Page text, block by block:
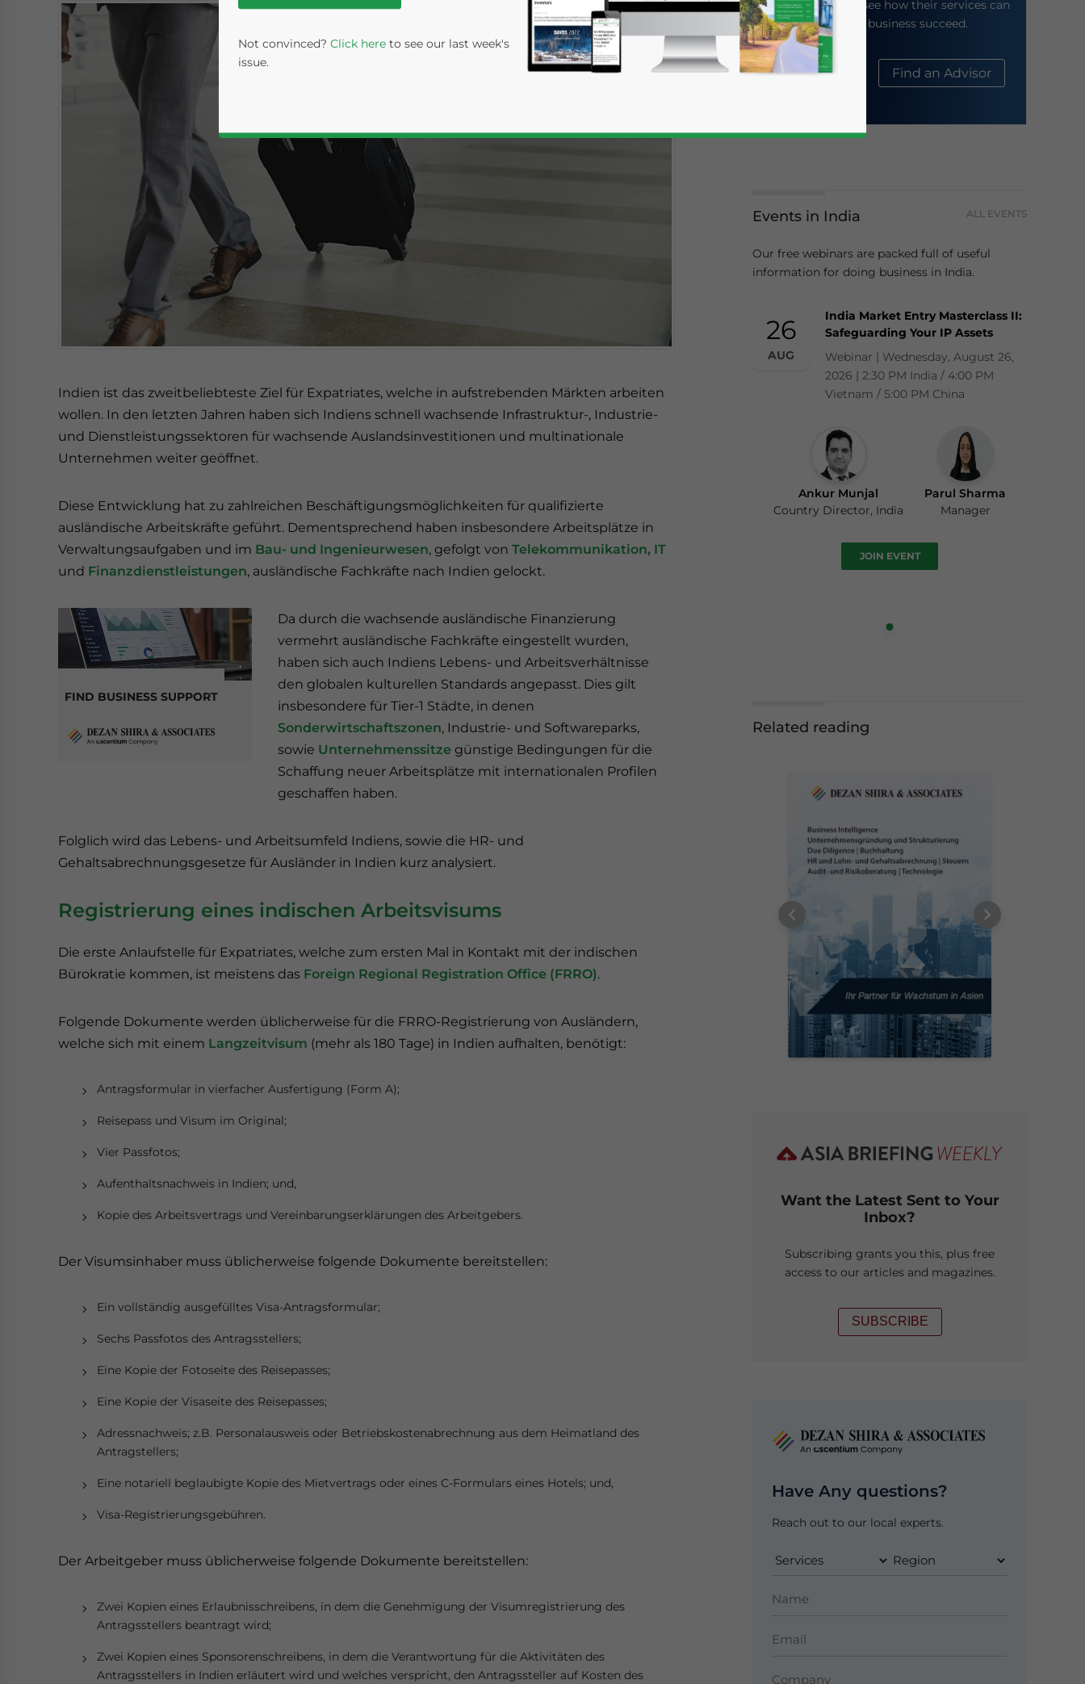
Indien ist das zweitbeliebteste Ziel für Expatriates, welche in aufstrebenden Märkten arbeiten
wollen. In den letzten Jahren haben sich Indiens schnell wachsende Infrastruktur-, Industrie-
und Dienstleistungssektoren für wachsende Auslandsinvestitionen und multinationale
Unternehmen weiter geöffnet.
Diese Entwicklung hat zu zahlreichen Beschäftigungsmöglichkeiten für qualifizierte
ausländische Arbeitskräfte geführt. Dementsprechend haben insbesondere Arbeitsplätze in
Verwaltungsaufgaben und im Bau- und Ingenieurwesen, gefolgt von Telekommunikation, IT
und Finanzdienstleistungen, ausländische Fachkräfte nach Indien gelockt.
FIND BUSINESS SUPPORT
Da durch die wachsende ausländische Finanzierung
vermehrt ausländische Fachkräfte eingestellt wurden,
haben sich auch Indiens Lebens- und Arbeitsverhältnisse
den globalen kulturellen Standards angepasst. Dies gilt
insbesondere für Tier-1 Städte, in denen
Sonderwirtschaftszonen, Industrie- und Softwareparks,
sowie Unternehmenssitze günstige Bedingungen für die
Schaffung neuer Arbeitsplätze mit internationalen Profilen
geschaffen haben.
Folglich wird das Lebens- und Arbeitsumfeld Indiens, sowie die HR- und
Gehaltsabrechnungsgesetze für Ausländer in Indien kurz analysiert.
Registrierung eines indischen Arbeitsvisums
Die erste Anlaufstelle für Expatriates, welche zum ersten Mal in Kontakt mit der indischen
Bürokratie kommen, ist meistens das Foreign Regional Registration Office (FRRO).
Folgende Dokumente werden üblicherweise für die FRRO-Registrierung von Ausländern,
welche sich mit einem Langzeitvisum (mehr als 180 Tage) in Indien aufhalten, benötigt:
Antragsformular in vierfacher Ausfertigung (Form A);
Reisepass und Visum im Original;
Vier Passfotos;
Aufenthaltsnachweis in Indien; und,
Kopie des Arbeitsvertrags und Vereinbarungserklärungen des Arbeitgebers.
Der Visumsinhaber muss üblicherweise folgende Dokumente bereitstellen:
Ein vollständig ausgefülltes Visa-Antragsformular;
Sechs Passfotos des Antragsstellers;
Eine Kopie der Fotoseite des Reisepasses;
Eine Kopie der Visaseite des Reisepasses;
Adressnachweis; z.B. Personalausweis oder Betriebskostenabrechnung aus dem Heimatland des
Antragstellers;
Eine notariell beglaubigte Kopie des Mietvertrags oder eines C-Formulars eines Hotels; und,
Visa-Registrierungsgebühren.
Der Arbeitgeber muss üblicherweise folgende Dokumente bereitstellen:
Zwei Kopien eines Erlaubnisschreibens, in dem die Genehmigung der Visumregistrierung des
Antragsstellers beantragt wird;
Zwei Kopien eines Sponsorenschreibens, in dem die Verantwortung für die Aktivitäten des
Antragsstellers in Indien erläutert wird und welches verspricht, den Antragssteller auf Kosten des
their website to see how their services can
help your business succeed.
About Us Find an Advisor
Events in India ALL EVENTS
Our free webinars are packed full of useful
information for doing business in India.
26
AUG
India Market Entry Masterclass II:
Safeguarding Your IP Assets
Webinar | Wednesday, August 26,
2026 | 2:30 PM India / 4:00 PM
Vietnam / 5:00 PM China
Ankur Munjal
Country Director, India
Parul Sharma
Manager
JOIN EVENT
Related reading
Want the Latest Sent to Your
Inbox?
Subscribing grants you this, plus free
access to our articles and magazines.
SUBSCRIBE
Have Any questions?
Reach out to our local experts.
Not convinced? Click here to see our last week's
issue.
Yes, I have read thePrivacy Policy Statement for this website. Please send me business news and updates for Asia!